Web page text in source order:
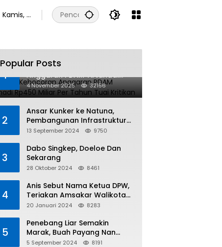
Kamis, 6
Popular Posts
1
Dugaan Kebocoran
Anggaran PDAM Tirtanadi
Rp450 Miliar Per Tahun Tuai
Kritikan
4 November 2025 32156
2
Ansar Kunker ke Natuna,
Pembangunan Infrastruktur
dan Bantuan Sosial
Tiga
13 September 2024 9750
3
Dabo Singkep, Doeloe Dan
Sekarang
28 Oktober 2024 8461
4
Anis Sebut Nama Ketua DPW,
Teriakan Amsakar Walikota
Batam Menggema
20 Januari 2024 8283
5
Penebang Liar Semakin
Marak, Buah Payang Nan
Langka Pun Jadi Targetnya
5 September 2024 8191